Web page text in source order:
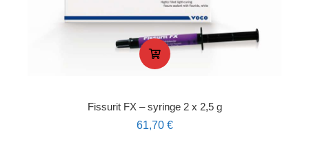
Fissurit FX – syringe 2 x 2,5 g
61,70 €